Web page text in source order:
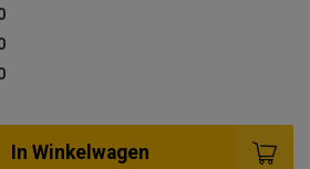
In Winkelwagen